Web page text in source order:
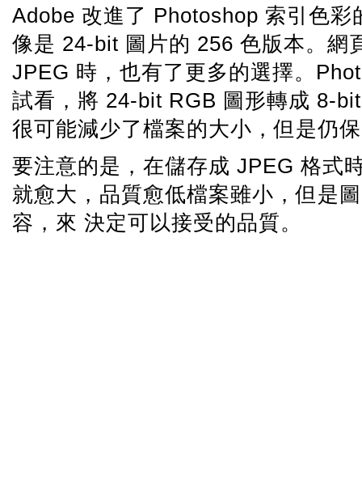
Adobe 改進了 Photoshop 索引色
像是 24-bit 圖片的 256 色版本。網
JPEG 時，也有了更多的選擇。
試看，將 24-bit RGB 圖形轉成 8-
很可能減少了檔案的大小，但是仍
要注意的是，在儲存成 JPEG 格式
就愈大，品質愈低檔案雖小，但是
容，來 決定可以接受的品質。